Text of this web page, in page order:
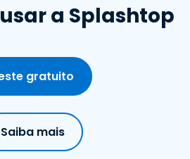
a Splashtop
gratuito
Saiba mais